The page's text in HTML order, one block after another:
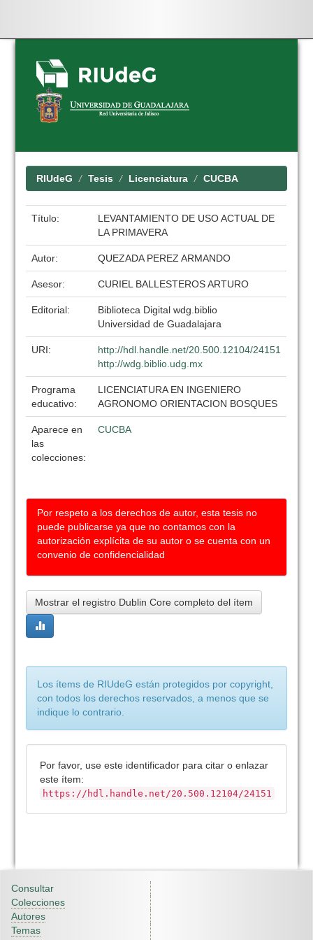
Skip
navigation
RIUdeG Tesis Licenciatura CUCBA
Título:
LEVANTAMIENTO DE USO ACTUAL DE
LA PRIMAVERA
Autor: QUEZADA PEREZ ARMANDO
Asesor: CURIEL BALLESTEROS ARTURO
Editorial:
Biblioteca Digital wdg.biblio
Universidad de Guadalajara
URI:
http://hdl.handle.net/20.500.12104/24151
http://wdg.biblio.udg.mx
Programa
educativo:
LICENCIATURA EN INGENIERO
AGRONOMO ORIENTACION BOSQUES
Aparece en
las
colecciones:
CUCBA
Por respeto a los derechos de autor, esta tesis no
puede publicarse ya que no contamos con la
autorización explícita de su autor o se cuenta con un
convenio de confidencialidad
Mostrar el registro Dublin Core completo del ítem
Los ítems de RIUdeG están protegidos por copyright,
con todos los derechos reservados, a menos que se
indique lo contrario.
Por favor, use este identificador para citar o enlazar
este ítem:
https://hdl.handle.net/20.500.12104/24151
Consultar
Colecciones
Autores
Temas